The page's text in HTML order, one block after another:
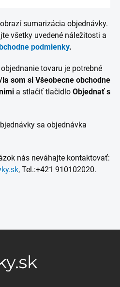
sumarizácia objednávky.
všetky uvedené náležitosti a
podmienky.
tovaru je potrebné
som si Všeobecne obchodne
a stlačiť tlačidlo Objednať s
sa objednávka
nás neváhajte kontaktovať:
, Tel.:+421 910102020.